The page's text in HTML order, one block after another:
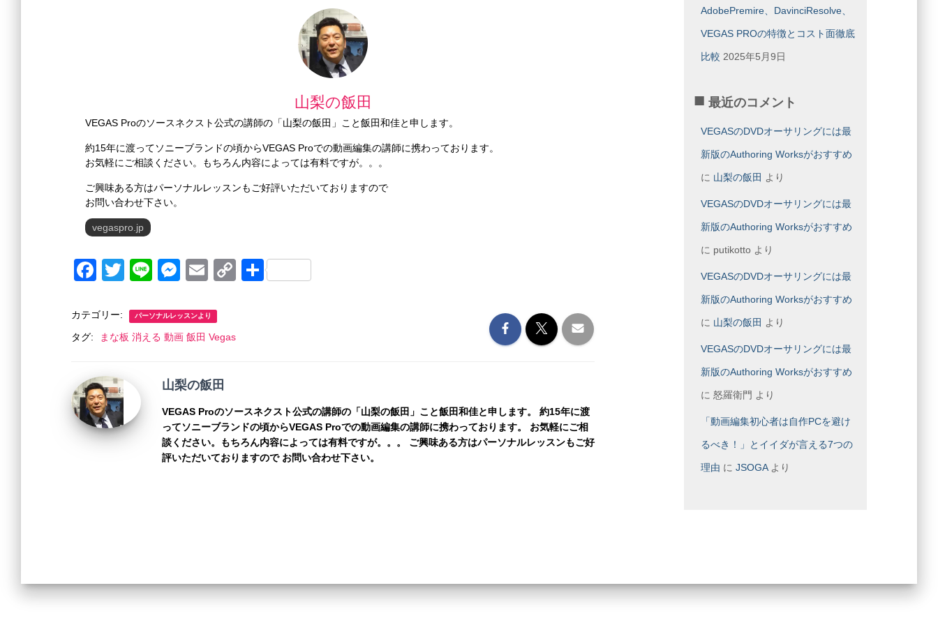
山梨の飯田
VEGAS Proのソースネクスト公式の講師の「山梨の飯田」こと飯田和佳と申します。
約15年に渡ってソニーブランドの頃からVEGAS Proでの動画編集の講師に携わっております。
お気軽にご相談ください。もちろん内容によっては有料ですが。。。
ご興味ある方はパーソナルレッスンもご好評いただいておりますので
お問い合わせ下さい。
vegaspro.jp
F
c
e
o
o
k
T
tt
er
Li
e
M
ss
e
g
er
E
ail
C
k
共
カテゴリー: パーソナルレッスンより
タグ: まな板 消える 動画 飯田 Vegas
山梨の飯田
VEGAS Proのソースネクスト公式の講師の「山梨の飯田」こと飯田和佳と申します。 約15年に渡
ってソニーブランドの頃からVEGAS Proでの動画編集の講師に携わっております。 お気軽にご相
談ください。もちろん内容によっては有料ですが。。。 ご興味ある方はパーソナルレッスンもご好
評いただいておりますので お問い合わせ下さい。
AdobePremire、DavinciResolve、
VEGAS PROの特徴とコスト面徹底
比較 2025年5月9日
最近のコメント
VEGASのDVDオーサリングには最
新版のAuthoring Worksがおすすめ
に 山梨の飯田 より
VEGASのDVDオーサリングには最
新版のAuthoring Worksがおすすめ
に putikottoより
VEGASのDVDオーサリングには最
新版のAuthoring Worksがおすすめ
に 山梨の飯田 より
VEGASのDVDオーサリングには最
新版のAuthoring Worksがおすすめ
に 怒羅衛門 より
「動画編集初心者は自作PCを避け
るべき！」とイイダが言える7つの
理由 に JSOGAより